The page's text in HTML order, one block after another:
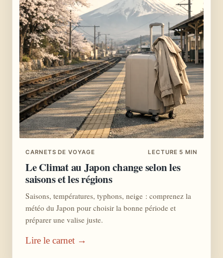
CARNETS DE VOYAGE LECTURE 5 MIN
Le Climat au Japon change selon les
saisons et les régions
Saisons, températures, typhons, neige : comprenez la
météo du Japon pour choisir la bonne période et
préparer une valise juste.
Lire le carnet →